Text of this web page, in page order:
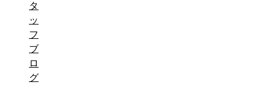
タ
ッ
フ
ブ
ロ
グ